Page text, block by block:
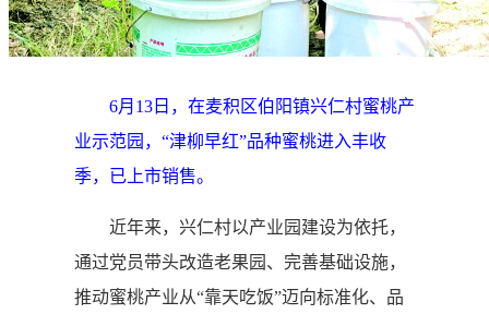
6月13日，在麦积区伯阳镇兴仁村蜜桃产
业示范园，“津柳早红”品种蜜桃进入丰收
季，已上市销售。
近年来，兴仁村以产业园建设为依托，
通过党员带头改造老果园、完善基础设施，
推动蜜桃产业从“靠天吃饭”迈向标准化、品